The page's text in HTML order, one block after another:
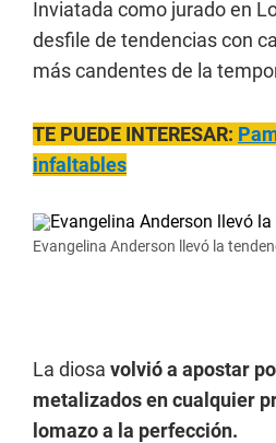
Inviatada como jurado en
desfile de tendencias con
más candentes de la
TE PUEDE INTERESAR:
infaltables
Evangelina Anderson llevó la
La diosa volvió a apostar
metalizados en cualquier
lomazo a la perfección.